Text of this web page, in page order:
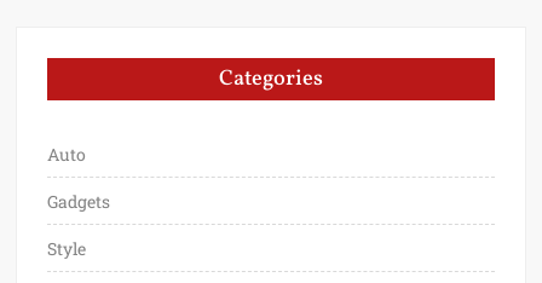
Categories
Auto
Gadgets
Style